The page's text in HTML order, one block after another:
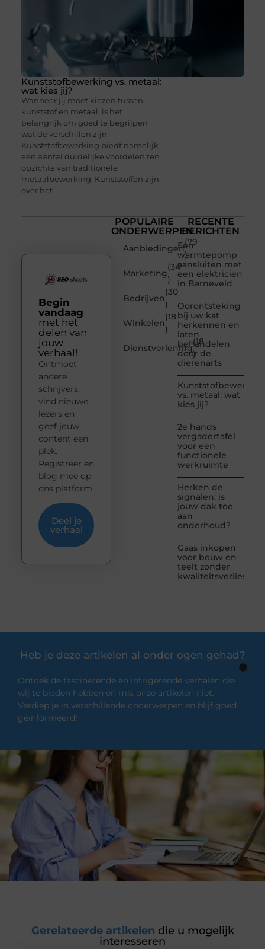
Kunststofbewerking vs. metaal:
wat kies jij?
Wanneer jij moet kiezen tussen
kunststof en metaal, is het
belangrijk om goed te begrijpen
wat de verschillen zijn.
Kunststofbewerking biedt namelijk
een aantal duidelijke voordelen ten
opzichte van traditionele
metaalbewerking. Kunststoffen zijn
over het
POPULAIRE
ONDERWERPEN
Aanbiedingen
(79
)
Marketing
(34
)
Bedrijven
(30
)
Winkelen
(18
)
Dienstverlening
(18
)
RECENTE
BERICHTEN
Een
warmtepomp
aansluiten met
een elektricien
in Barneveld
Oorontsteking
bij uw kat
herkennen en
laten
behandelen
door de
dierenarts
vs. metaal: wat
kies jij?
2e hands
vergadertafel
voor een
functionele
werkruimte
Herken de
signalen: is
jouw dak toe
aan
onderhoud?
Gaas inkopen
voor bouw en
teelt zonder
kwaliteitsverlies
Begin
vandaag
met het
delen van
jouw
verhaal!
Ontmoet
andere
schrijvers,
vind nieuwe
lezers en
geef jouw
content een
plek.
Registreer en
blog mee op
ons platform.
Deel je
verhaal
Heb je deze artikelen al onder ogen gehad?
Ontdek de fascinerende en intrigerende verhalen die
wij te bieden hebben en mis onze artikelen niet.
Verdiep je in verschillende onderwerpen en blijf goed
geïnformeerd!
Gerelateerde artikelen die u mogelijk
interesseren